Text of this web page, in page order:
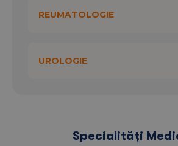
REUMATOLOGIE
UROLOGIE
Specialități